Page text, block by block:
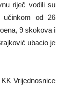
riječ vodili su
učinkom od 26
9 skokova i
ubacio je
Vrijednosnice